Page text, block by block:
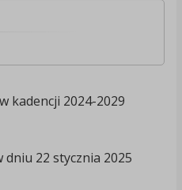
kadencji 2024-2029
dniu 22 stycznia 2025